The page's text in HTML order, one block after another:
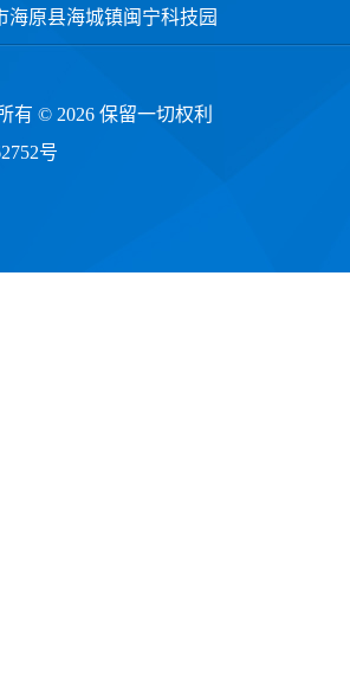
海原县海城镇闽宁科技园
有 © 2026 保留一切权利
号